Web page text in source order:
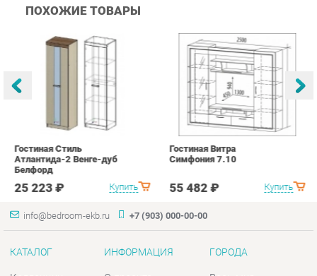
Атлантида-2 Венге-дуб
25 223 ₽ Купить
Гостиная Витра
Симфония 7.10
55 482 ₽
info@bedroom-ekb.ru +7 (903) 000-00-00
КАТАЛОГ
Матрасы
Шкафы
ИНФОРМАЦИЯ
О проекте
Дизайн
Скидки и Акции
ГОРОДА